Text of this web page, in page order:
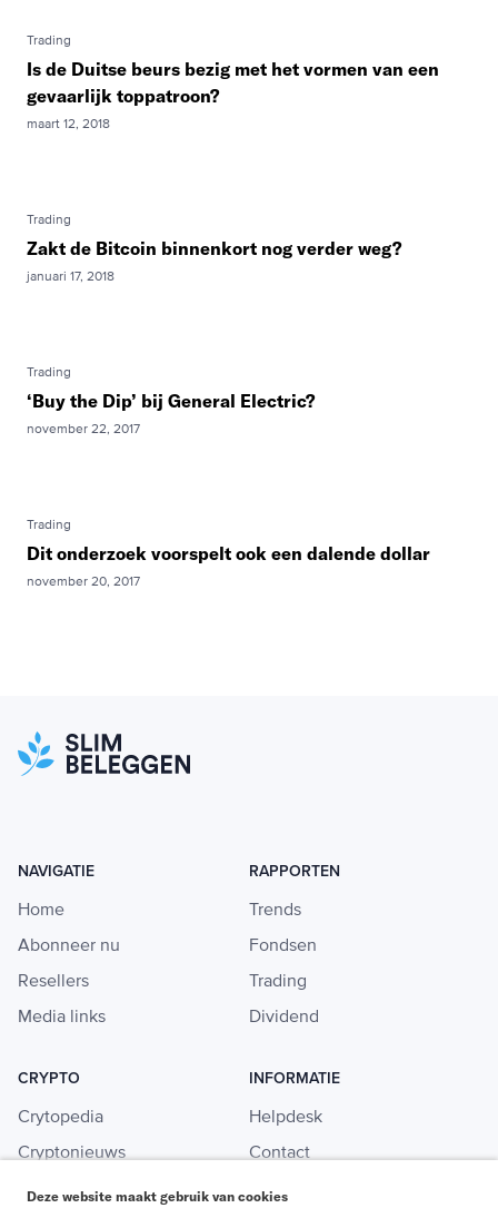
Trading
Is de Duitse beurs bezig met het vormen van een
gevaarlijk toppatroon?
maart 12, 2018
Trading
Zakt de Bitcoin binnenkort nog verder weg?
januari 17, 2018
Trading
‘Buy the Dip’ bij General Electric?
november 22, 2017
Trading
Dit onderzoek voorspelt ook een dalende dollar
november 20, 2017
NAVIGATIE
Home
Abonneer nu
Resellers
Media links
RAPPORTEN
Trends
Fondsen
Trading
Dividend
CRYPTO
Crytopedia
Cryptonieuws
Crypto koopgids
INFORMATIE
Helpdesk
Contact
Adverteren
Deze website maakt gebruik van cookies